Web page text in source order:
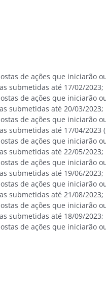
de ações que iniciarão
submetidas até 17/02/2023;
de ações que iniciarão
submetidas até 20/03/2023;
de ações que iniciarão
submetidas até 17/04/2023
de ações que iniciarão
submetidas até 22/05/2023;
de ações que iniciarão
submetidas até 19/06/2023;
de ações que iniciarão
submetidas até 21/08/2023;
de ações que iniciarão
submetidas até 18/09/2023;
de ações que iniciarão